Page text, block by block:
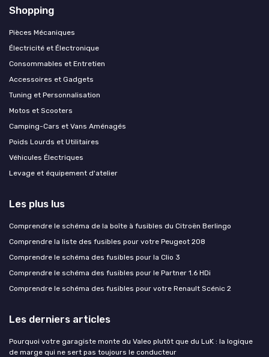
Shopping
Pièces Mécaniques
Électricité et Électronique
Consommables et Entretien
Accessoires et Gadgets
Tuning et Personnalisation
Motos et Scooters
Camping-Cars et Vans Aménagés
Poids Lourds et Utilitaires
Véhicules Électriques
Levage et équipement d'atelier
Les plus lus
Comprendre le schéma de la boîte à fusibles du Citroën Berlingo
Comprendre la liste des fusibles pour votre Peugeot 208
Comprendre le schéma des fusibles pour la Clio 3
Comprendre le schéma des fusibles pour le Partner 1.6 HDi
Comprendre le schéma des fusibles pour votre Renault Scénic 2
Les derniers articles
Pourquoi votre garagiste monte du Valeo plutôt que du LuK : la logique
de marge qui ne sert pas toujours le conducteur